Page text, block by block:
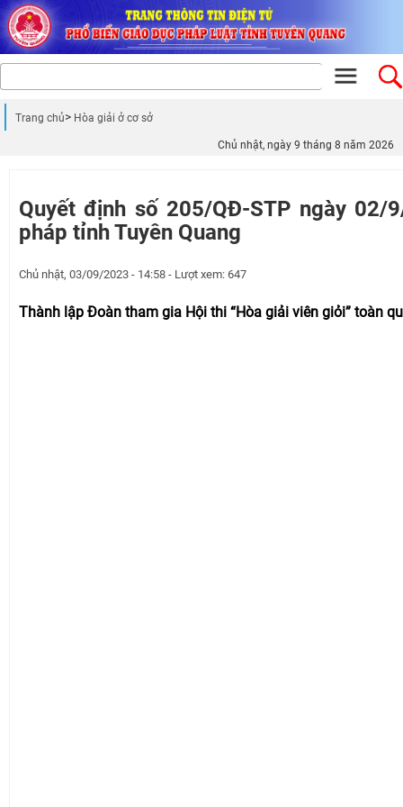
Trang chủ Hòa giải ở cơ sở
Chủ nhật, ngày 9 tháng 8 năm 2026
Quyết định số 205/QĐ-STP ngày 02/
pháp tỉnh Tuyên Quang
Chủ nhật, 03/09/2023 - 14:58 - Lượt xem: 647
Thành lập Đoàn tham gia Hội thi “Hòa giải viên giỏi” toàn